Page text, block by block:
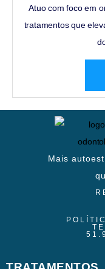
Atuo com foco em
tratamentos que
Mais